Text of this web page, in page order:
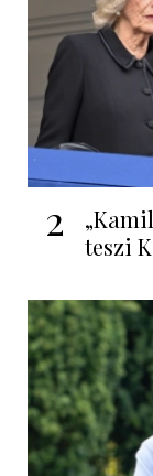
2
teszi